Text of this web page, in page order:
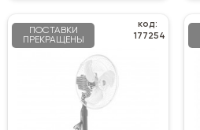
ПОСТАВКИ
ПРЕКРАЩЕНЫ
код:
177254